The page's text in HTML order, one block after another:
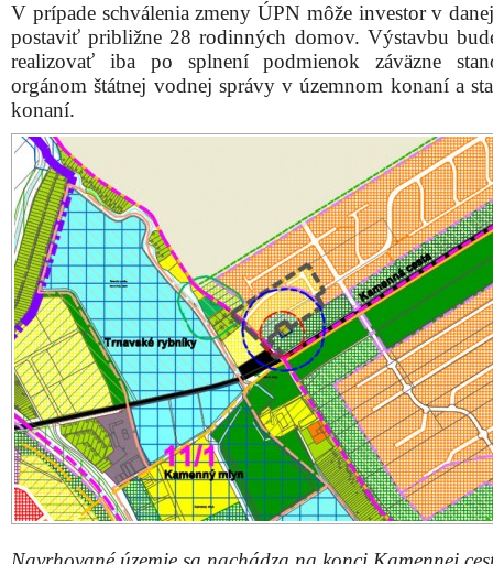
V prípade schválenia zmeny ÚPN môže investor v
postaviť približne 28 rodinných domov. Výstavbu
realizovať iba po splnení podmienok záväzne
orgánom štátnej vodnej správy v územnom konaní a
konaní.